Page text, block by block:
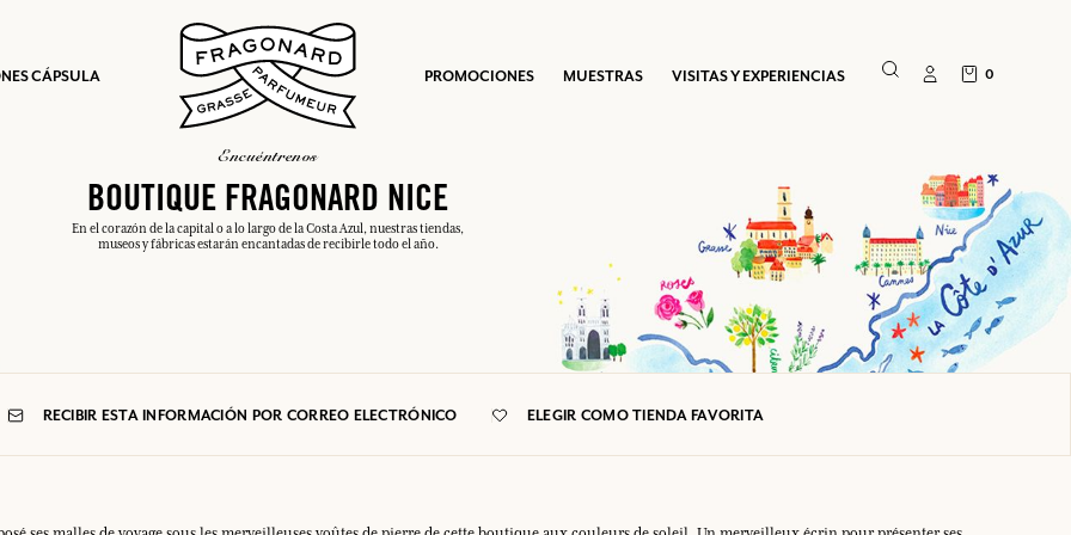
CÁPSULA PROMOCIONES MUESTRAS VISITAS Y EXPERIENCIAS 0
encuéntrenos
BOUTIQUE FRAGONARD NICE
En el corazón de la capital o a lo largo de la Costa Azul, nuestras tiendas,
museos y fábricas estarán encantadas de recibirle todo el año.
RECIBIR ESTA INFORMACIÓN POR CORREO ELECTRÓNICO ELEGIR COMO TIENDA FAVORITA